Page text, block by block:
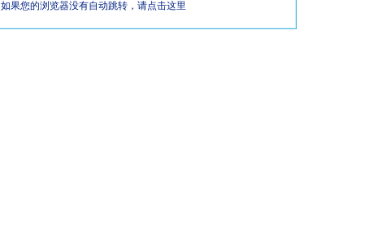
如果您的浏览器没有自动跳转，请点击这里